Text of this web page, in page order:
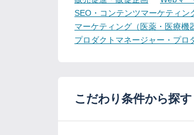
SEO・コンテンツマーケティン
マーケティング（医薬・医療機
プロダクトマネージャー・プロ
こだわり条件から探す